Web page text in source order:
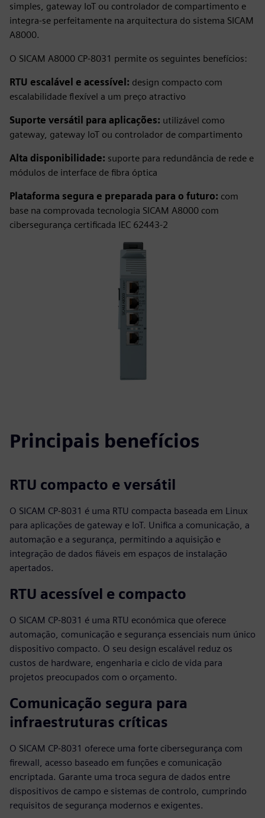
simples, gateway IoT ou controlador de compartimento e
integra-se perfeitamente na arquitectura do sistema SICAM
A8000.
O SICAM A8000 CP-8031 permite os seguintes benefícios:
RTU escalável e acessível: design compacto com
escalabilidade flexível a um preço atractivo
Suporte versátil para aplicações: utilizável como
gateway, gateway IoT ou controlador de compartimento
Alta disponibilidade: suporte para redundância de rede e
módulos de interface de fibra óptica
Plataforma segura e preparada para o futuro: com
base na comprovada tecnologia SICAM A8000 com
cibersegurança certificada IEC 62443‑2
Principais benefícios
RTU compacto e versátil
O SICAM CP‑8031 é uma RTU compacta baseada em Linux
para aplicações de gateway e IoT. Unifica a comunicação, a
automação e a segurança, permitindo a aquisição e
integração de dados fiáveis em espaços de instalação
apertados.
RTU acessível e compacto
O SICAM CP-8031 é uma RTU económica que oferece
automação, comunicação e segurança essenciais num único
dispositivo compacto. O seu design escalável reduz os
custos de hardware, engenharia e ciclo de vida para
projetos preocupados com o orçamento.
Comunicação segura para
infraestruturas críticas
O SICAM CP-8031 oferece uma forte cibersegurança com
firewall, acesso baseado em funções e comunicação
encriptada. Garante uma troca segura de dados entre
dispositivos de campo e sistemas de controlo, cumprindo
requisitos de segurança modernos e exigentes.